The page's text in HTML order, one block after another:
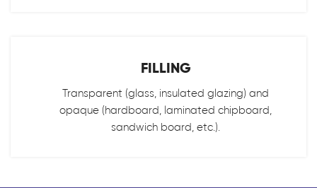
FILLING
Transparent (glass, insulated glazing) and
opaque (hardboard, laminated chipboard,
sandwich board, etc.).